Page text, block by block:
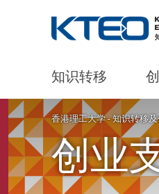
知识转移
Start main content
香港理工大学 - 知识转移
创业